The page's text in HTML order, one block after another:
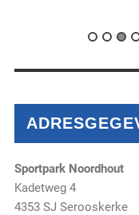
Sportpark Noordhout
Kadetweg 4
4353 SJ Serooskerke